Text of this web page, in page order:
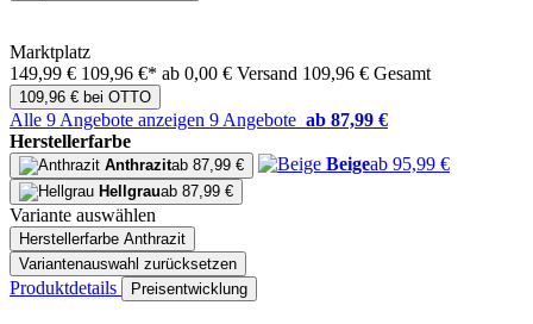
Marktplatz
149,99 € 109,96 €* ab 0,00 € Versand 109,96 € Gesamt
109,96 € bei OTTO
Alle 9 Angebote anzeigen 9 Angebote ab 87,99 €
Herstellerfarbe
Anthrazitab 87,99 € Beigeab 95,99 €
Hellgrauab 87,99 €
Variante auswählen
Herstellerfarbe Anthrazit
Variantenauswahl zurücksetzen
Produktdetails Preisentwicklung